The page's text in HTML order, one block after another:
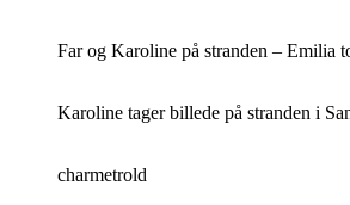
Far og Karoline på stranden – Emilia
Karoline tager billede på stranden i
charmetrold